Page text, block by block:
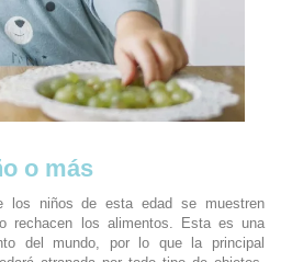
o más
los niños de esta edad se muestren
rechacen los alimentos. Esta es una
del mundo, por lo que la principal